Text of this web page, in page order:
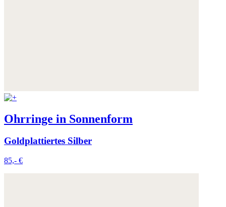
Ohrringe in Sonnenform
Goldplattiertes Silber
85,- €